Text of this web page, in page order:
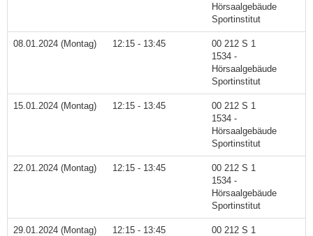
Hörsaalgebäude
Sportinstitut
08.01.2024 (Montag) 12:15 - 13:45
00 212 S 1
1534 -
Hörsaalgebäude
Sportinstitut
15.01.2024 (Montag) 12:15 - 13:45
00 212 S 1
1534 -
Hörsaalgebäude
Sportinstitut
22.01.2024 (Montag) 12:15 - 13:45
00 212 S 1
1534 -
Hörsaalgebäude
Sportinstitut
29.01.2024 (Montag) 12:15 - 13:45
00 212 S 1